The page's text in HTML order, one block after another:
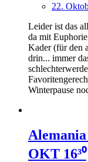
22.
Leider ist das
da mit
Kader (für den
drin... immer
Winterpause
Alemania
OKT 16³⁰